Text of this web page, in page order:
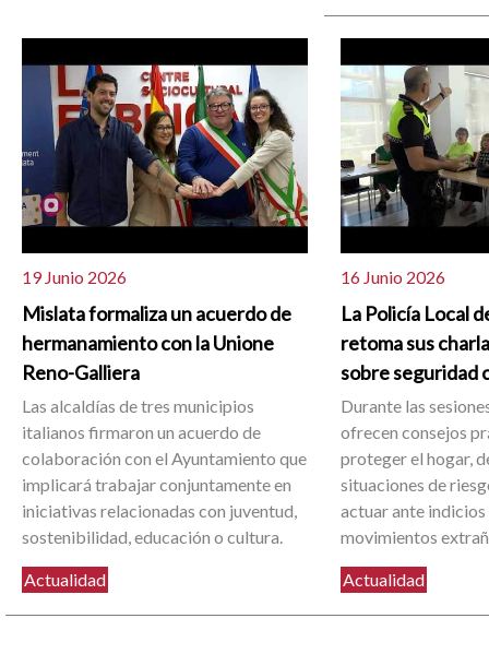
19 Junio 2026
Mislata formaliza un acuerdo de
hermanamiento con la Unione
Reno-Galliera
Las alcaldías de tres municipios
italianos firmaron un acuerdo de
colaboración con el Ayuntamiento que
implicará trabajar conjuntamente en
iniciativas relacionadas con juventud,
sostenibilidad, educación o cultura.
Actualidad
16 Junio 2026
La Policía Local
retoma sus
sobre seguridad
Durante las
ofrecen consejos
proteger el hogar,
situaciones de
actuar ante
movimientos
Actualidad